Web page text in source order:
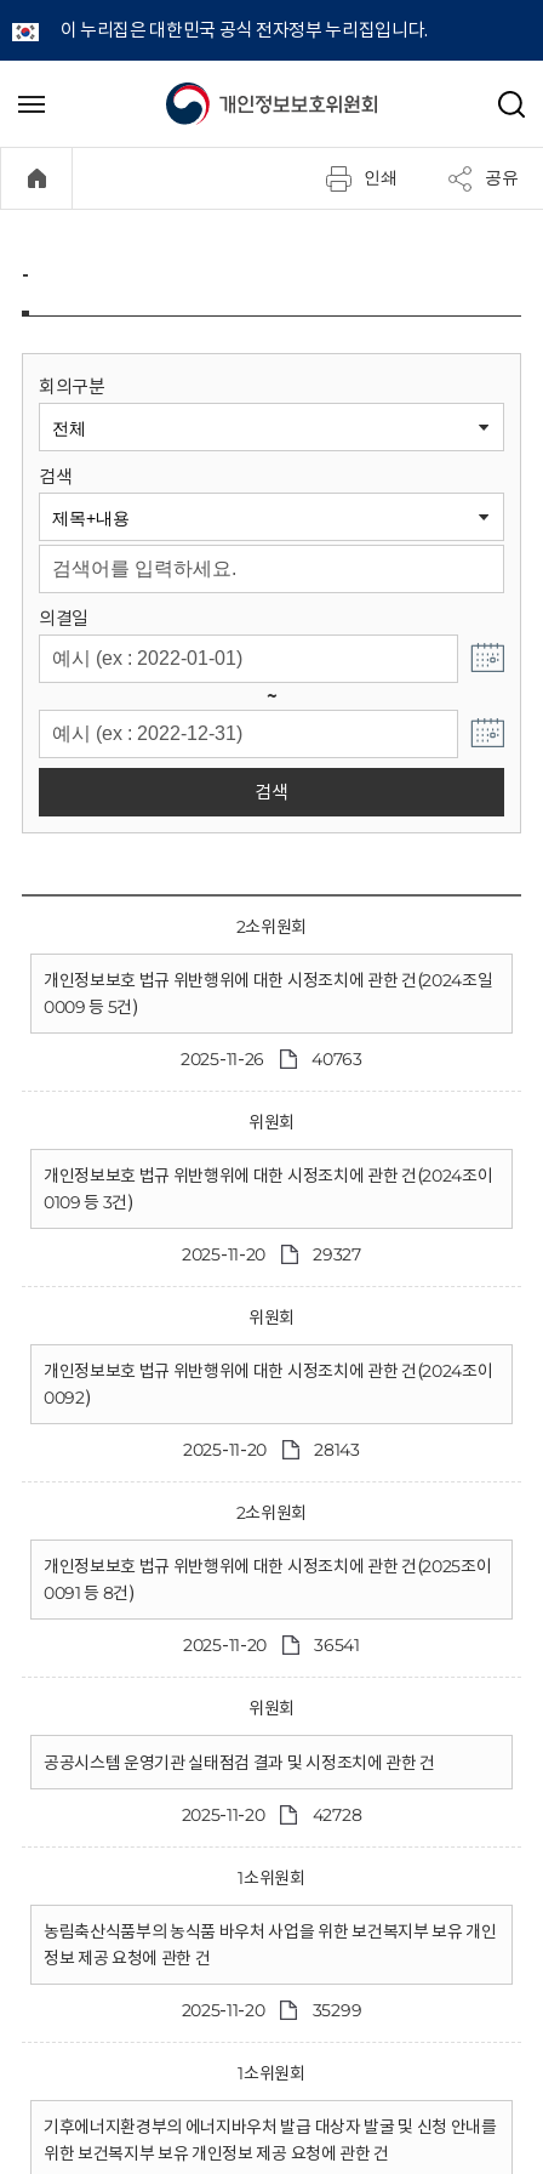
이 누리집은 대한민국 공식 전자정부 누리집입니다.
개
정
보
원
회
메
기
검
인쇄 공유
-
회의구분
검색
의결일
~
검색
2소위원회
개인정보보호 법규 위반행위에 대한 시정조치에 관한 건(2024조일
0009 등 5건)
2025-11-26 40763
위원회
개인정보보호 법규 위반행위에 대한 시정조치에 관한 건(2024조이
0109 등 3건)
2025-11-20 29327
위원회
개인정보보호 법규 위반행위에 대한 시정조치에 관한 건(2024조이
0092)
2025-11-20 28143
2소위원회
개인정보보호 법규 위반행위에 대한 시정조치에 관한 건(2025조이
0091 등 8건)
2025-11-20 36541
위원회
공공시스템 운영기관 실태점검 결과 및 시정조치에 관한 건
2025-11-20 42728
1소위원회
농림축산식품부의 농식품 바우처 사업을 위한 보건복지부 보유 개인
정보 제공 요청에 관한 건
2025-11-20 35299
1소위원회
기후에너지환경부의 에너지바우처 발급 대상자 발굴 및 신청 안내를
위한 보건복지부 보유 개인정보 제공 요청에 관한 건